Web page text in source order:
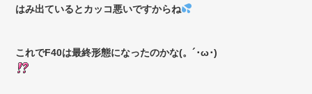
はみ出ているとカッコ悪いですからね
これでF40は最終形態になったのかな(。´･ω･)